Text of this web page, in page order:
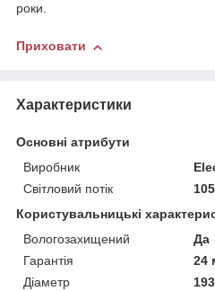
роки.
Приховати
Характеристики
Основні атрибути
Виробник
Світловий потік
Користувальницькі
Вологозахищений
Да
Гарантія
24
Діаметр